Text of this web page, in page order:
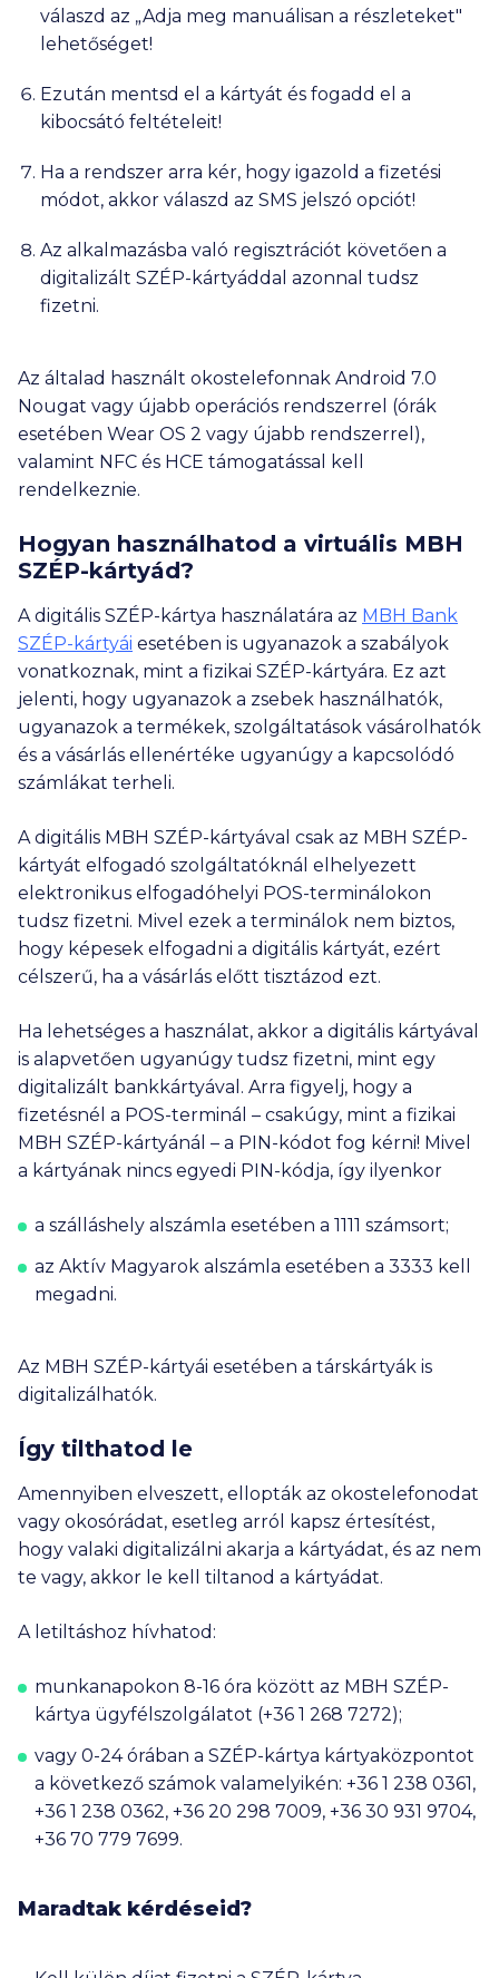
válaszd az „Adja meg manuálisan a részleteket"
lehetőséget!
Ezután mentsd el a kártyát és fogadd el a
kibocsátó feltételeit!
Ha a rendszer arra kér, hogy igazold a fizetési
módot, akkor válaszd az SMS jelszó opciót!
Az alkalmazásba való regisztrációt követően a
digitalizált SZÉP-kártyáddal azonnal tudsz
fizetni.
Az általad használt okostelefonnak Android 7.0
Nougat vagy újabb operációs rendszerrel (órák
esetében Wear OS 2 vagy újabb rendszerrel),
valamint NFC és HCE támogatással kell
rendelkeznie.
Hogyan használhatod a virtuális MBH
SZÉP-kártyád?
A digitális SZÉP-kártya használatára az MBH Bank
SZÉP-kártyái esetében is ugyanazok a szabályok
vonatkoznak, mint a fizikai SZÉP-kártyára. Ez azt
jelenti, hogy ugyanazok a zsebek használhatók,
ugyanazok a termékek, szolgáltatások vásárolhatók
és a vásárlás ellenértéke ugyanúgy a kapcsolódó
számlákat terheli.
A digitális MBH SZÉP-kártyával csak az MBH SZÉP-
kártyát elfogadó szolgáltatóknál elhelyezett
elektronikus elfogadóhelyi POS-terminálokon
tudsz fizetni. Mivel ezek a terminálok nem biztos,
hogy képesek elfogadni a digitális kártyát, ezért
célszerű, ha a vásárlás előtt tisztázod ezt.
Ha lehetséges a használat, akkor a digitális kártyával
is alapvetően ugyanúgy tudsz fizetni, mint egy
digitalizált bankkártyával. Arra figyelj, hogy a
fizetésnél a POS-terminál – csakúgy, mint a fizikai
MBH SZÉP-kártyánál – a PIN-kódot fog kérni! Mivel
a kártyának nincs egyedi PIN-kódja, így ilyenkor
a szálláshely alszámla esetében a 1111 számsort;
az Aktív Magyarok alszámla esetében a 3333 kell
megadni.
Az MBH SZÉP-kártyái esetében a társkártyák is
digitalizálhatók.
Így tilthatod le
Amennyiben elveszett, ellopták az okostelefonodat
vagy okosórádat, esetleg arról kapsz értesítést,
hogy valaki digitalizálni akarja a kártyádat, és az nem
te vagy, akkor le kell tiltanod a kártyádat.
A letiltáshoz hívhatod:
munkanapokon 8-16 óra között az MBH SZÉP-
kártya ügyfélszolgálatot (+36 1 268 7272);
vagy 0-24 órában a SZÉP-kártya kártyaközpontot
a következő számok valamelyikén: +36 1 238 0361,
+36 1 238 0362, +36 20 298 7009, +36 30 931 9704,
+36 70 779 7699.
Maradtak kérdéseid?